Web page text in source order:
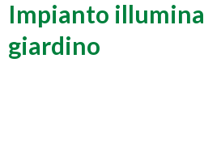
Impianto
giardino